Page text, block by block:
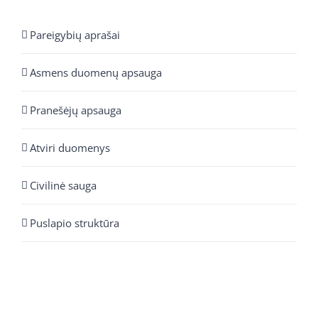
Pareigybių aprašai
Asmens duomenų apsauga
Pranešėjų apsauga
Atviri duomenys
Civilinė sauga
Puslapio struktūra